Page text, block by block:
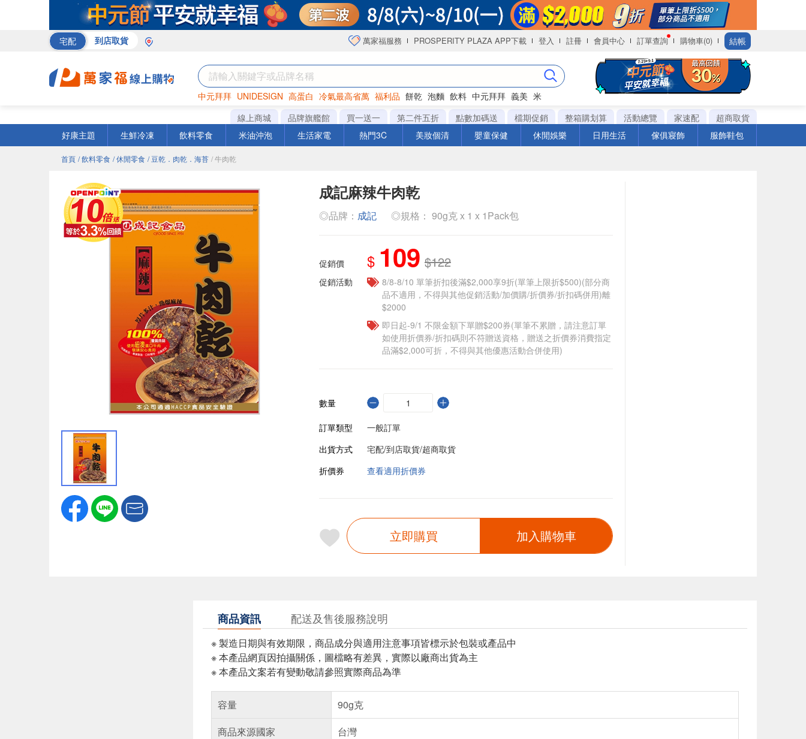
宅配 到店取貨 萬家福服務 PROSPERITY PLAZA APP下載 登入 註冊 會員中心 訂單查詢 購物車(0) 結帳
中元拜拜 UNIDESIGN 高蛋白 冷氣最高省萬 福利品 餅乾 泡麵 飲料 中元拜拜 義美 米
罐頭 咖啡 海苔
線上商城 品牌旗艦館 買一送一 第二件五折 點數加碼送 檔期促銷 整箱購划算 活動總覽 家速配
超商取貨
好康主題
生鮮冷凍 飲料零食 米油沖泡 生活家電 熱門3C 美妝個清 嬰童保健 休閒娛樂 日用生活 傢俱寢飾 服飾鞋包
首頁 / 飲料零食 / 休閒零食 / 豆乾．肉乾．海苔 / 牛肉乾
成記麻辣牛肉乾
◎品牌： 成記 ◎規格： 90g克 x 1 x 1Pack包
促銷價 $ 109 $122
促銷活動
8/8-8/10 單筆折扣後滿$2,000享9折(單筆上限折$500)(部分商
品不適用，不得與其他促銷活動/加價購/折價券/折扣碼併用)離
$2000
即日起-9/1 不限金額下單贈$200券(單筆不累贈，請注意訂單
如使用折價券/折扣碼則不符贈送資格，贈送之折價券消費指定
品滿$2,000可折，不得與其他優惠活動合併使用)
數量
訂單類型
一般訂單
出貨方式
宅配/到店取貨/超商取貨
折價券
查看適用折價券
立即購買 加入購物車
商品資訊 配送及售後服務說明
※ 製造日期與有效期限，商品成分與適用注意事項皆標示於包裝或產品中
※ 本產品網頁因拍攝關係，圖檔略有差異，實際以廠商出貨為主
※ 本產品文案若有變動敬請參照實際商品為準
容量
90g克
商品來源國家
台灣